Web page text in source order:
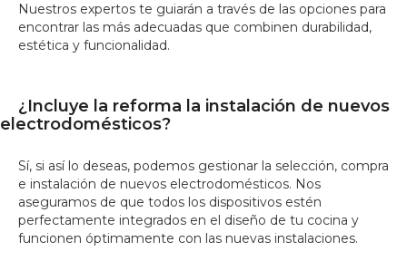
Nuestros expertos te guiarán a través de las opciones para
encontrar las más adecuadas que combinen durabilidad,
estética y funcionalidad.
¿Incluye la reforma la instalación de nuevos
electrodomésticos?
Sí, si así lo deseas, podemos gestionar la selección, compra
e instalación de nuevos electrodomésticos. Nos
aseguramos de que todos los dispositivos estén
perfectamente integrados en el diseño de tu cocina y
funcionen óptimamente con las nuevas instalaciones.